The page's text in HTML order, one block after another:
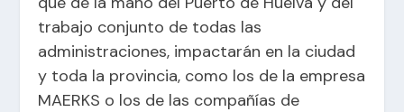
trabajo conjunto de todas las
administraciones, impactarán en la ciudad
y toda la provincia, como los de la empresa
MAERKS o los de las compañías de